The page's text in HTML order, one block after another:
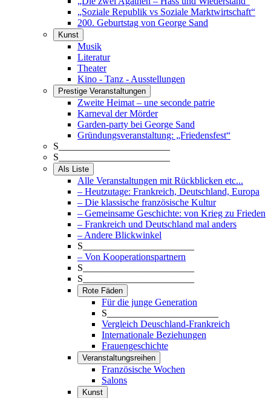
„Soziale Republik vs Soziale Marktwirtschaft“
200. Geburtstag von George Sand
Kunst
Musik
Literatur
Theater
Kino - Tanz - Ausstellungen
Prestige Veranstaltungen
Zweite Heimat – une seconde patrie
Karneval der Mörder
Garden-party bei George Sand
Gründungsveranstaltung: „Friedensfest“
S_______________________
S_______________________
Als Liste
Alle Veranstaltungen mit Rückblicken etc...
– Heutzutage: Frankreich, Deutschland, Europa
– Die klassische französische Kultur
– Gemeinsame Geschichte: von Krieg zu Frieden
– Frankreich und Deutschland mal anders
– Andere Blickwinkel
S_______________________
– Von Kooperationspartnern
S_______________________
S_______________________
Rote Fäden
Für die junge Generation
S_______________________
Vergleich Deuschland-Frankreich
Internationale Beziehungen
Frauengeschichte
Veranstaltungsreihen
Französische Wochen
Salons
Kunst